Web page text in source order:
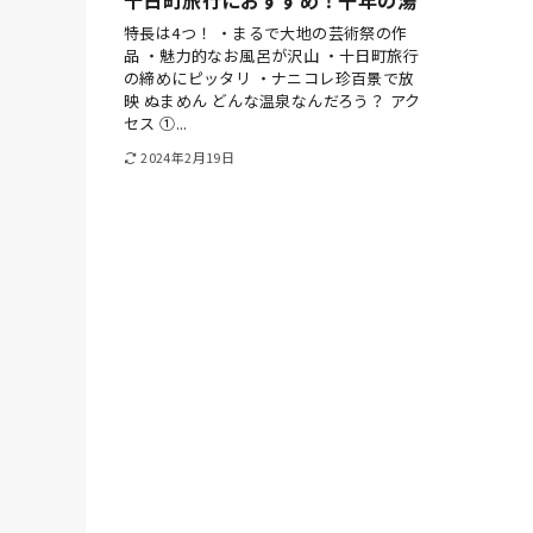
特長は4つ！ ・まるで大地の芸術祭の作
品 ・魅力的なお風呂が沢山 ・十日町旅行
の締めにピッタリ ・ナニコレ珍百景で放
映 ぬまめん どんな温泉なんだろう？ アク
セス ①...
2024年2月19日